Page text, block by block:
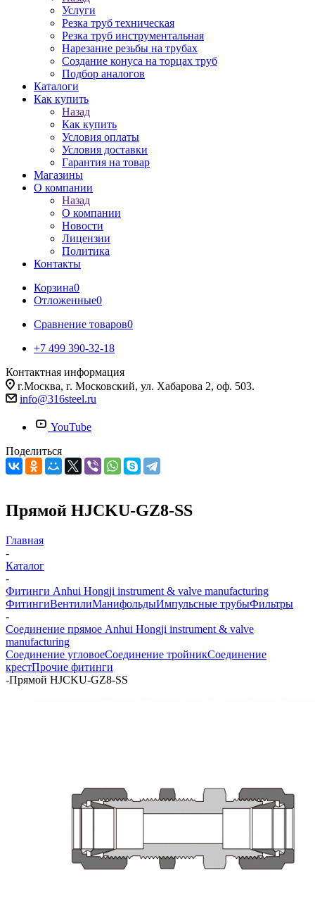
Услуги
Резка труб техническая
Резка труб инструментальная
Нарезание резьбы на трубах
Создание конуса на торцах труб
Подбор аналогов
Каталоги
Как купить
Назад
Как купить
Условия оплаты
Условия доставки
Гарантия на товар
Магазины
О компании
Назад
О компании
Новости
Лицензии
Политика
Контакты
Корзина0
Отложенные0
Сравнение товаров0
+7 499 390-32-18
Контактная информация
г.Москва, г. Московский, ул. Хабарова 2, оф. 503.
info@316steel.ru
YouTube
Поделиться
Прямой HJCKU-GZ8-SS
Главная
-
Каталог
-
Фитинги Anhui Hongji instrument & valve manufacturing
ФитингиВентилиМанифольдыИмпульсные трубыФильтры
-
Соединение прямое Anhui Hongji instrument & valve
manufacturing
Соединение угловоеСоединение тройникСоединение
крестПрочие фитинги
-Прямой HJCKU-GZ8-SS